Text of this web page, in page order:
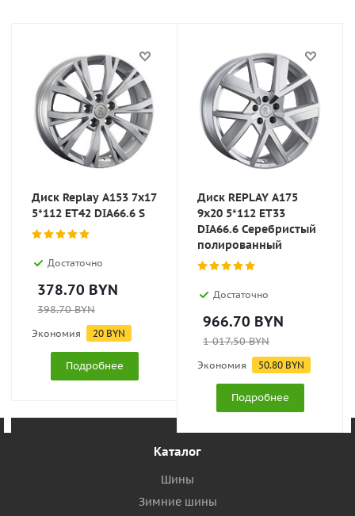
Диск Replay A153 7x17
5*112 ET42 DIA66.6 S
Достаточно
378.70 BYN
398.70BYN
Экономия 20 BYN
Подробнее
Диск REPLAY A175
9x20 5*112 ET33
DIA66.6 Серебристый
полированный
Достаточно
966.70 BYN
1 017.50BYN
Экономия 50.80 BYN
Подробнее
Каталог
Шины
Зимние шины